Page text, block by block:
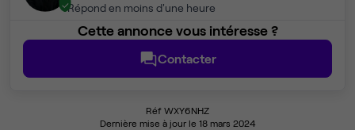
Répond en moins d'une heure
Cette annonce vous intéresse ?
Contacter
Réf WXY6NHZ
Dernière mise à jour le 18 mars 2024